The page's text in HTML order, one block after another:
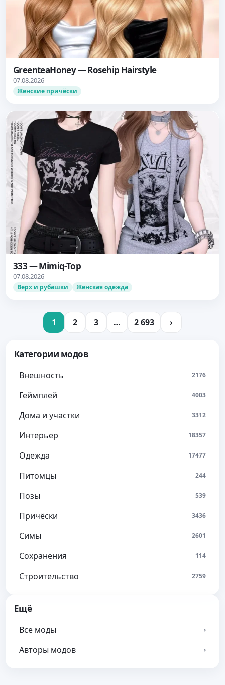
Категории модов
Внешность 2176
Геймплей 4003
Дома и участки 3312
Интерьер 18357
Одежда 17477
Питомцы 244
Позы 539
Причёски 3436
Симы 2601
Сохранения 114
Строительство 2759
Ещё
Все моды ›
Авторы модов ›
GreenteaHoney — Rosehip Hairstyle
07.08.2026
Женские причёски
333 — Mimiq-Top
07.08.2026
Верх и рубашки Женская одежда
1 2 3 … 2 693 ›